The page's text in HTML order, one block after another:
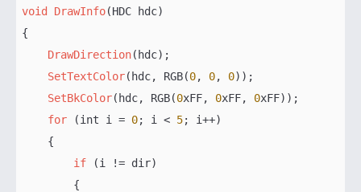
void DrawInfo(HDC hdc)
{
DrawDirection(hdc);
SetTextColor(hdc, RGB(0, 0, 0));
SetBkColor(hdc, RGB(0xFF, 0xFF, 0xFF));
for (int i = 0; i < 5; i++)
    {
if (i != dir)
        {